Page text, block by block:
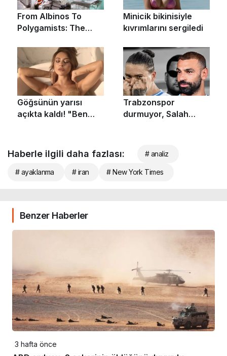
Haberle ilgili daha fazlası: # analiz
# ayaklanma # iran # New York Times
Benzer Haberler
3 hafta önce